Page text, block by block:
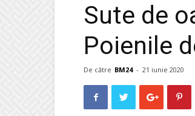
Sute de
Poienile
De către BM24 - 21 iunie 2020